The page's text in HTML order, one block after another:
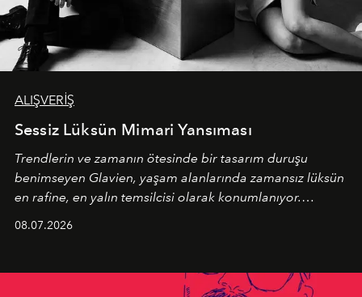
ALIŞVERİŞ
Sessiz Lüksün Mimari Yansıması
Trendlerin ve zamanın ötesinde bir tasarım duruşu
benimseyen Glavien, yaşam alanlarında zamansız lüksün
en rafine, en yalın temsilcisi olarak konumlanıyor.
08.07.2026